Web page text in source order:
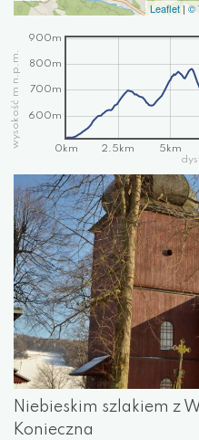
Leaflet| ©
wysokość m n.p.m.
0km 2.5km 5km
600m
700m
800m
900m
Niebieskim szlakiem z
Konieczna